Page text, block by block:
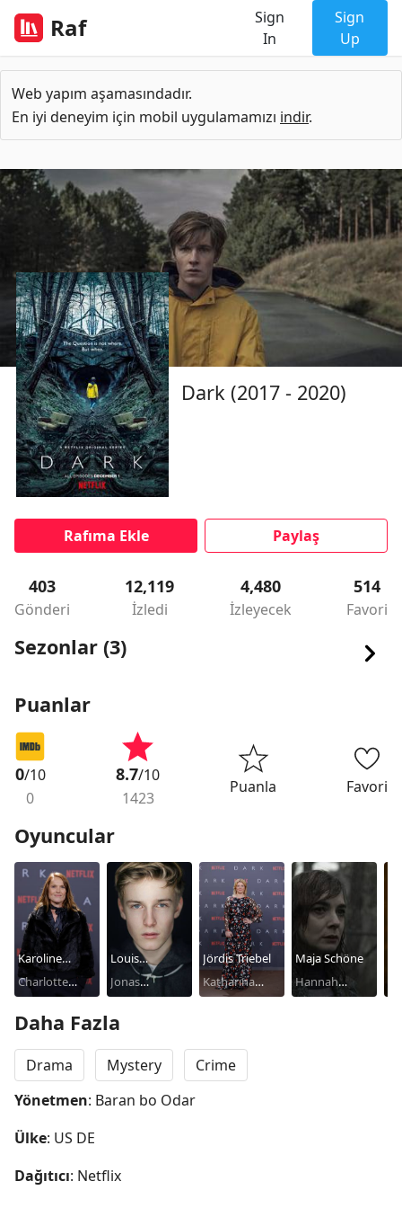
Raf
Sign
In
Sign
Up
Web yapım aşamasındadır.
En iyi deneyim için mobil uygulamamızı indir.
Dark (2017 - 2020)
Rafıma Ekle Paylaş
403
Gönderi
12,119
İzledi
4,480
İzleyecek
514
Favori
Sezonlar (3)
Puanlar
0/10
0
8.7/10
1423
Puanla Favori
Oyuncular
Karoline
Eichhorn
Charlotte
Louis
Hofmann
Jonas
Jördis Triebel
Katharina
Maja Schöne
Hannah
Daha Fazla
Drama Mystery
Crime
Yönetmen: Baran bo Odar
Ülke: US DE
Dağıtıcı: Netflix